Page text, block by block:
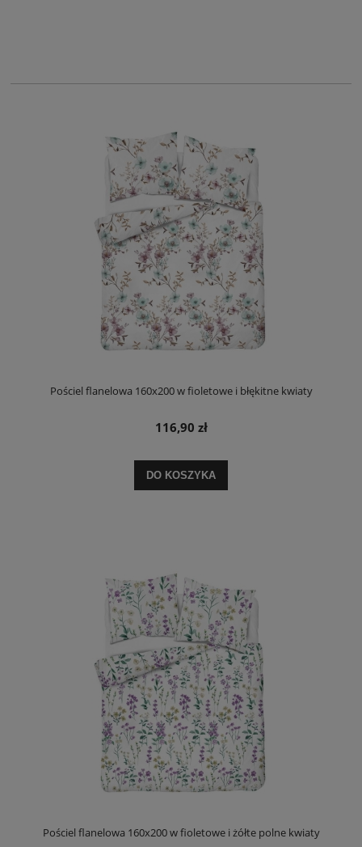
Pościel flanelowa 160x200 w fioletowe i błękitne kwiaty
116,90 zł
DO KOSZYKA
Pościel flanelowa 160x200 w fioletowe i żółte polne kwiaty